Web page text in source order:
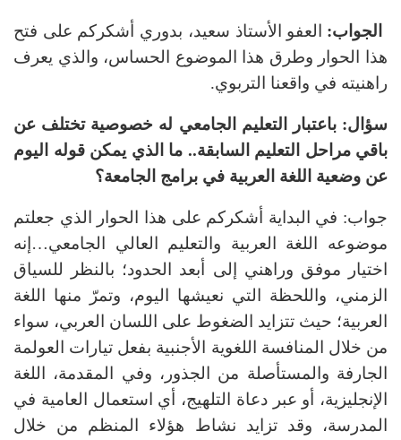
الجواب: العفو الأستاذ سعيد، بدوري أشكركم على فتح
هذا الحوار وطرق هذا الموضوع الحساس، والذي يعرف
راهنيته في واقعنا التربوي.
سؤال: باعتبار التعليم الجامعي له خصوصية تختلف عن
باقي مراحل التعليم السابقة.. ما الذي يمكن قوله اليوم
عن وضعية اللغة العربية في برامج الجامعة؟
جواب: في البداية أشكركم على هذا الحوار الذي جعلتم
موضوعه اللغة العربية والتعليم العالي الجامعي…إنه
اختيار موفق وراهني إلى أبعد الحدود؛ بالنظر للسياق
الزمني، واللحظة التي نعيشها اليوم، وتمرّ منها اللغة
العربية؛ حيث تتزايد الضغوط على اللسان العربي، سواء
من خلال المنافسة اللغوية الأجنبية بفعل تيارات العولمة
الجارفة والمستأصلة من الجذور، وفي المقدمة، اللغة
الإنجليزية، أو عبر دعاة التلهيج، أي استعمال العامية في
المدرسة، وقد تزايد نشاط هؤلاء المنظم من خلال